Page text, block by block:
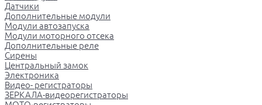
Датчики
Дополнительные модули
Модули автозапуска
Модули моторного отсека
Дополнительные реле
Сирены
Центральный замок
Электроника
Видео- регистраторы
ЗЕРКАЛА-видеорегистраторы